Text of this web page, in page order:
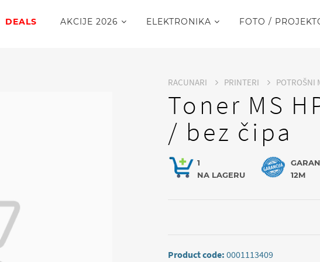
DEALS AKCIJE 2026 ELEKTRONIKA FOTO /
RACUNARI PRINTERI POTROŠNI
Toner MS
/ bez čipa
1
NA LAGERU
12M
Product code:0001113409